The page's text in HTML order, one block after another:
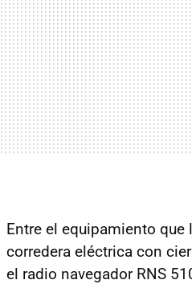
Entre el equipamiento
corredera eléctrica con
el radio navegador RNS